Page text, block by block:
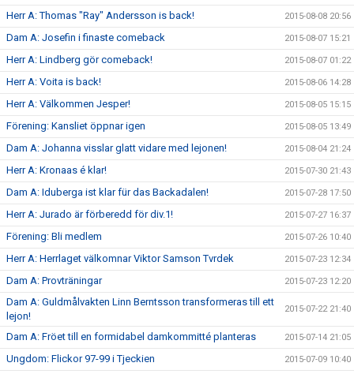
Herr A: Thomas "Ray" Andersson is back! 2015-08-08 20:56
Dam A: Josefin i finaste comeback 2015-08-07 15:21
Herr A: Lindberg gör comeback! 2015-08-07 01:22
Herr A: Voita is back! 2015-08-06 14:28
Herr A: Välkommen Jesper! 2015-08-05 15:15
Förening: Kansliet öppnar igen 2015-08-05 13:49
Dam A: Johanna visslar glatt vidare med lejonen! 2015-08-04 21:24
Herr A: Kronaas é klar! 2015-07-30 21:43
Dam A: Iduberga ist klar für das Backadalen! 2015-07-28 17:50
Herr A: Jurado är förberedd för div.1! 2015-07-27 16:37
Förening: Bli medlem 2015-07-26 10:40
Herr A: Herrlaget välkomnar Viktor Samson Tvrdek 2015-07-23 12:34
Dam A: Provträningar 2015-07-23 12:20
Dam A: Guldmålvakten Linn Berntsson transformeras till ett
lejon!
2015-07-22 21:40
Dam A: Fröet till en formidabel damkommitté planteras 2015-07-14 21:05
Ungdom: Flickor 97-99 i Tjeckien 2015-07-09 10:40